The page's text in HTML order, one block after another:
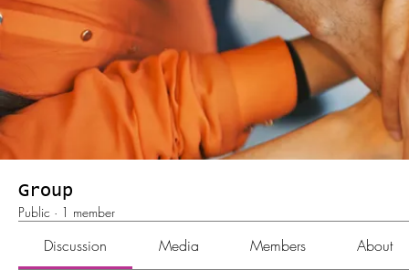
Group
Public · 1 member
Discussion Media Members About